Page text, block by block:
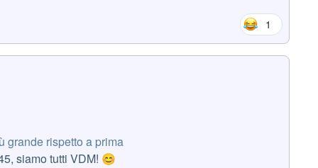
1
grande rispetto a prima
siamo tutti VDM! 😊